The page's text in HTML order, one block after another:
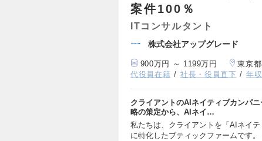
案件100％
ITコンサルタント
株式会社アップグレード
900万円 ～ 1199万円 東京都
代役員在籍
社長・役員直下 年
クライアントのAIネイティブカンパ
略の策定から、AIネイ…
私たちは、クライアントを「AIネイ
に特化したブティックファームです